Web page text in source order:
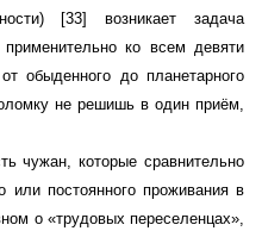
[33]
возникает задача
ко всем девяти
отобыденного до планетарного
не решишь в один приём,
чужан, которые сравнительно
или постоянного проживания в
о «трудовых переселенцах»,